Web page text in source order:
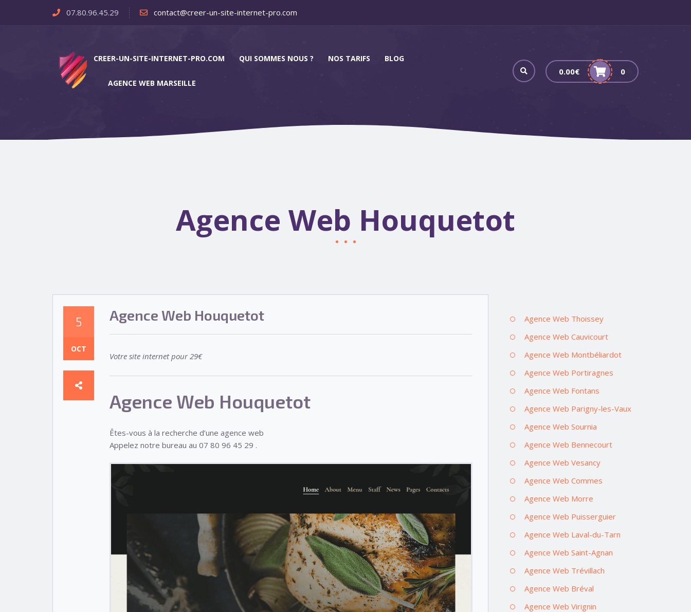
07.80.96.45.29 contact@creer-un-site-internet-pro.com
CREER-UN-SITE-INTERNET-PRO.COM QUI SOMMES NOUS ? NOS TARIFS BLOG
AGENCE WEB MARSEILLE
0.00€ 0
Agence Web Houquetot
5
OCT
Agence Web Houquetot
Votre site internet pour 29€
Agence Web Houquetot
Êtes-vous à la recherche d’une agence web
Appelez notre bureau au 07 80 96 45 29 .
Agence Web Thoissey
Agence Web Cauvicourt
Agence Web Montbéliardot
Agence Web Portiragnes
Agence Web Fontans
Agence Web Parigny-les-Vaux
Agence Web Sournia
Agence Web Bennecourt
Agence Web Vesancy
Agence Web Commes
Agence Web Morre
Agence Web Puisserguier
Agence Web Laval-du-Tarn
Agence Web Saint-Agnan
Agence Web Trévillach
Agence Web Bréval
Agence Web Virignin